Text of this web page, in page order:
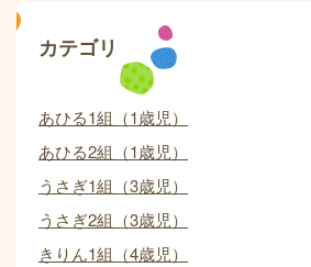
カテゴリ
あひる1組（1歳児）
あひる2組（1歳児）
うさぎ1組（3歳児）
うさぎ2組（3歳児）
きりん1組（4歳児）